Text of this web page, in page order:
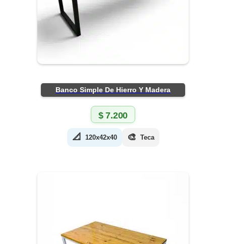
Banco Simple De Hierro Y Madera
$7.200
📐 120x42x40 🎨 Teca